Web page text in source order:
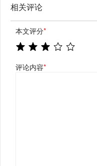
相关评论
本文评分*
评论内容*